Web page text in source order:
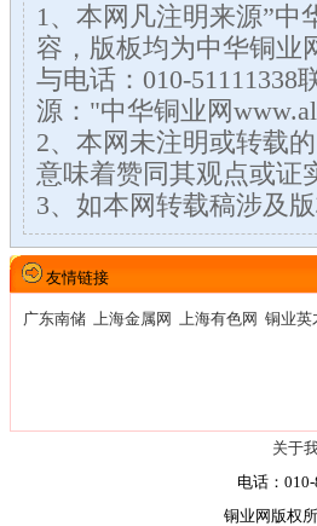
1、本网凡注明来源”中
容，版板均为中华铜业
与电话：010-
源："中华铜业网
2、本网未注明或转载
意味着赞同其观点或证
3、如本网转载稿涉及